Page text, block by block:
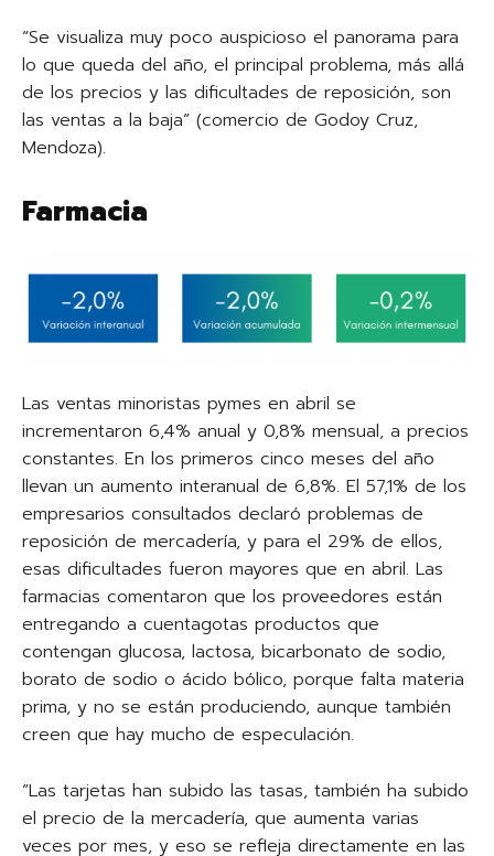
“Se visualiza muy poco auspicioso el panorama para
lo que queda del año, el principal problema, más allá
de los precios y las dificultades de reposición, son
las ventas a la baja” (comercio de Godoy Cruz,
Mendoza).
Farmacia
Las ventas minoristas pymes en abril se
incrementaron 6,4% anual y 0,8% mensual, a precios
constantes. En los primeros cinco meses del año
llevan un aumento interanual de 6,8%. El 57,1% de los
empresarios consultados declaró problemas de
reposición de mercadería, y para el 29% de ellos,
esas dificultades fueron mayores que en abril. Las
farmacias comentaron que los proveedores están
entregando a cuentagotas productos que
contengan glucosa, lactosa, bicarbonato de sodio,
borato de sodio o ácido bólico, porque falta materia
prima, y no se están produciendo, aunque también
creen que hay mucho de especulación.
“Las tarjetas han subido las tasas, también ha subido
el precio de la mercadería, que aumenta varias
veces por mes, y eso se refleja directamente en las